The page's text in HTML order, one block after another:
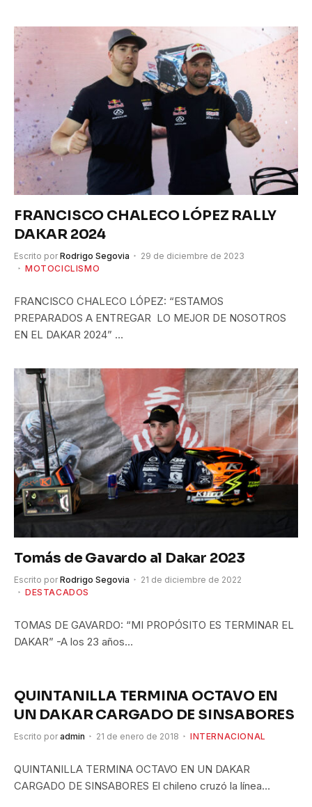
FRANCISCO CHALECO LÓPEZ RALLY
DAKAR 2024
Escrito por Rodrigo Segovia
29 de diciembre de 2023
MOTOCICLISMO
FRANCISCO CHALECO LÓPEZ: “ESTAMOS
PREPARADOS A ENTREGAR LO MEJOR DE NOSOTROS
EN EL DAKAR 2024” …
Tomás de Gavardo al Dakar 2023
Escrito por Rodrigo Segovia
21 de diciembre de 2022
DESTACADOS
TOMAS DE GAVARDO: “MI PROPÓSITO ES TERMINAR EL
DAKAR” -A los 23 años…
QUINTANILLA TERMINA OCTAVO EN
UN DAKAR CARGADO DE SINSABORES
Escrito por admin 21 de enero de 2018 INTERNACIONAL
QUINTANILLA TERMINA OCTAVO EN UN DAKAR
CARGADO DE SINSABORES El chileno cruzó la línea…